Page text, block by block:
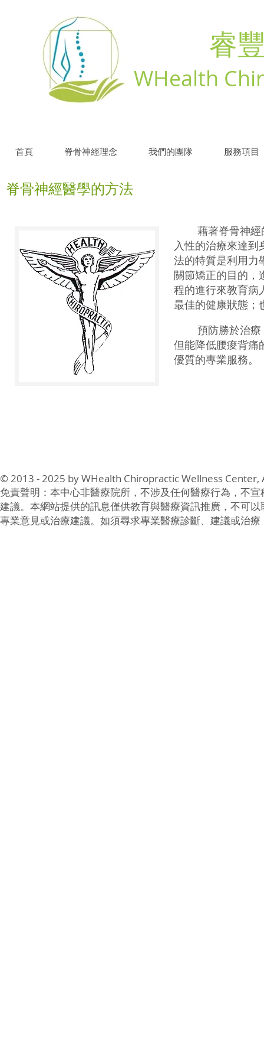
睿
WHealth
首頁 脊骨神經理念 我們的團隊 服務項目
脊骨神經醫學的方法
藉著脊骨神經的
入性的治療來達到
法的特質是利用力
關節矯正的目的，
程的進行來教育病
最佳的健康狀態；
預防勝於治療，
但能降低腰痠背痛
優質的專業服務。
© 2013 - 2025 by WHealth Chiropractic Wellness Center,
免責聲明：本中心非醫療院所，不涉及任何醫療行為，不宣
建議。本網站提供的訊息僅供教育與醫療資訊推廣，不可
專業意見或治療建議。如須尋求專業醫療診斷、建議或治